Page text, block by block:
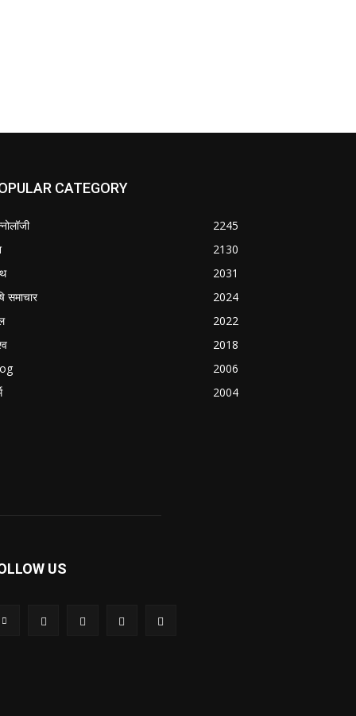
CATEGORY
2245
2130
2031
समाचार
2024
2022
2018
2006
2004
US